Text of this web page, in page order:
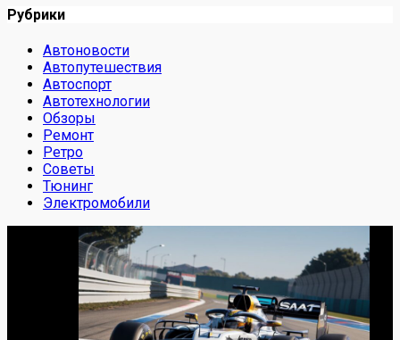
Рубрики
Автоновости
Автопутешествия
Автоспорт
Автотехнологии
Обзоры
Ремонт
Ретро
Советы
Тюнинг
Электромобили